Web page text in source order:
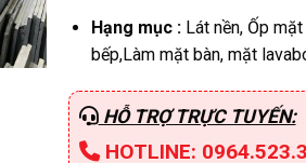
Hạng mục :Lát nền, Ốp mặt
bếp,Làm mặt bàn, mặt
HỖ TRỢ TRỰC TUYẾN:
HOTLINE: